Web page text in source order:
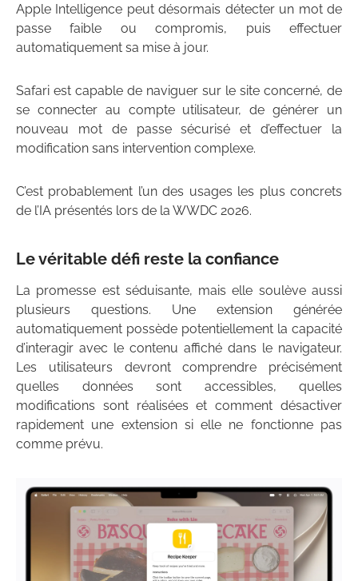
Apple Intelligence peut désormais détecter un mot de
passe faible ou compromis, puis effectuer
automatiquement sa mise à jour.
Safari est capable de naviguer sur le site concerné, de
se connecter au compte utilisateur, de générer un
nouveau mot de passe sécurisé et d’effectuer la
modification sans intervention complexe.
C’est probablement l’un des usages les plus concrets
de l’IA présentés lors de la WWDC 2026.
Le véritable défi reste la confiance
La promesse est séduisante, mais elle soulève aussi
plusieurs questions. Une extension générée
automatiquement possède potentiellement la capacité
d’interagir avec le contenu affiché dans le navigateur.
Les utilisateurs devront comprendre précisément
quelles données sont accessibles, quelles
modifications sont réalisées et comment désactiver
rapidement une extension si elle ne fonctionne pas
comme prévu.